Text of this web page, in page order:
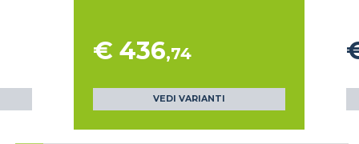
€ 436,74
VEDI VARIANTI